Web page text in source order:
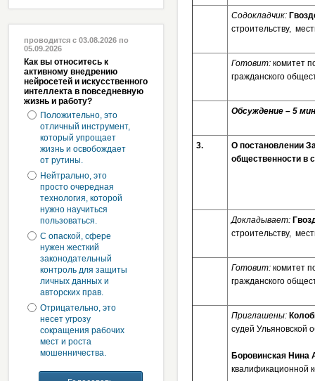
проводится с 03.08.2026 по
05.09.2026
Как вы относитесь к
активному внедрению
нейросетей и искусственного
интеллекта в повседневную
жизнь и работу?
Положительно, это
отличный инструмент,
который упрощает
жизнь и освобождает
от рутины.
Нейтрально, это
просто очередная
технология, которой
нужно научиться
пользоваться.
С опаской, сфере
нужен жесткий
законодательный
контроль для защиты
личных данных и
авторских прав.
Отрицательно, это
несет угрозу
сокращения рабочих
мест и роста
мошенничества.
Содокладчик:
строительству,
Готовит: комитет
гражданского
Обсуждение – 5
3.
О постановлении
общественности в
Докладывает:
строительству,
Готовит: комитет
гражданского
Приглашены:
судей Ульяновской
Боровинская Нина
квалификационной